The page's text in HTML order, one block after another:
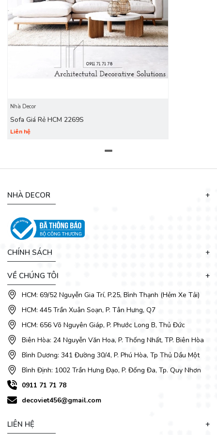
Các mẫu ghế sofa đẹp tạiDecoViet được thiết kế tinh tế từ
chất liệu tới kiểu dáng phù hợp cho nhiều kiến trúc phòng
khách. Khách hàng có thể tự tin bài trí những bộ ghế
giá rẻtheo mọi phong cách từ trẻ trung năng động đến cổ
bạn sẽ có một diện mạo mới và luôn cảm thấy mới mẻ nổi bật
trước mọi ánh nhìn.
- Vỏ bọc: Vải bố.
- Khung sườn: Gỗ tự nhiên đã qua xử lý chống cong vênh,
mối mọt.
- Đệm mút: Nệm cứng, mềm, hoặc bằng bông ép (tùy chọn).
Nhà Decor
Sofa Giá Rẻ HCM 2269S
Liên hệ
NHÀ DECOR
CHÍNH SÁCH
VỀ CHÚNG TÔI
HCM: 69/52 Nguyễn Gia Trí, P.25, Bình Thạnh (Hẻm Xe Tải)
HCM: 445 Trần Xuân Soạn, P. Tân Hưng, Q7
HCM: 656 Võ Nguyên Giáp, P. Phước Long B, Thủ Đức
Biên Hòa: 24 Nguyễn Văn Hoa, P. Thống Nhất, TP. Biên Hòa
Bình Dương: 341 Đường 30/4, P. Phú Hòa, Tp Thủ Dầu Một
Bình Định: 1002 Trần Hưng Đạo, P. Đống Đa, Tp. Quy Nhơn
0911 71 71 78
decoviet456@gmail.com
LIÊN HỆ